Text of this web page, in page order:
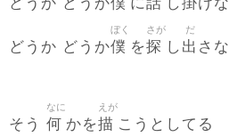
どうか どうか に し け
どうか どうか僕
ぼく
を探
さが
し 出
だ
さ
そう 何
なに
かを描
えが
こうとしてる